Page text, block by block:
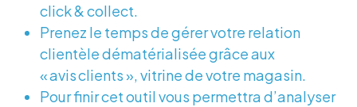
click & collect.
Prenez le temps de gérer votre relation
clientèle dématérialisée grâce aux
« avis clients », vitrine de votre magasin.
Pour finir cet outil vous permettra d’analyser